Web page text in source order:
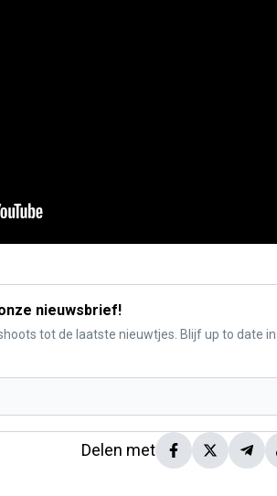
nieuwsbrief!
tot de laatste nieuwtjes. Blijf up to date
Delen met